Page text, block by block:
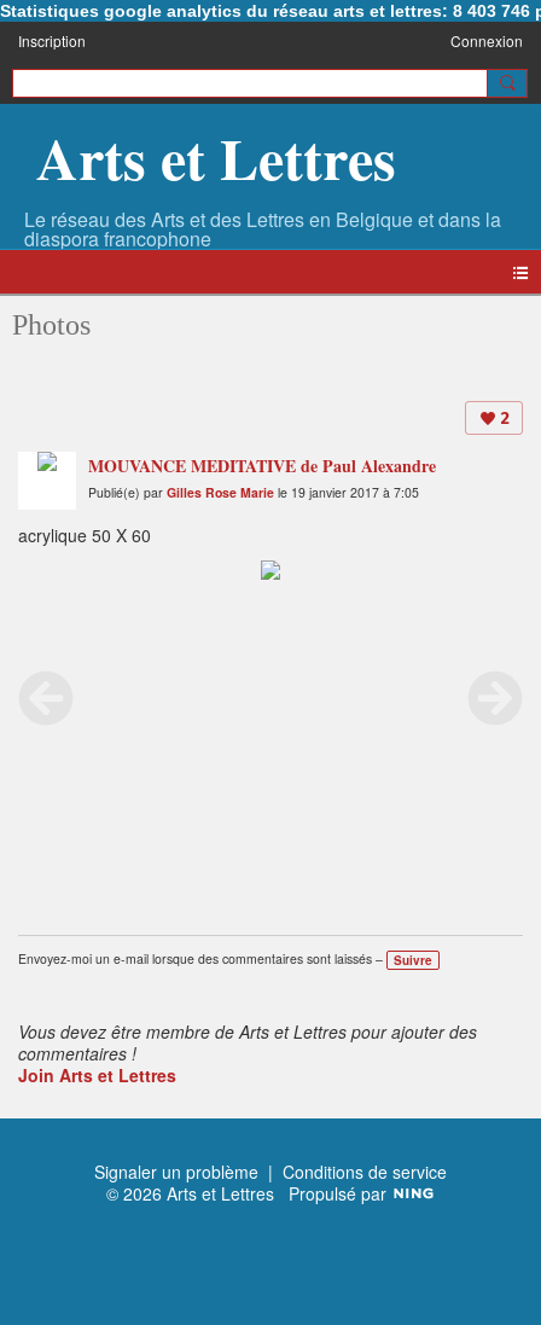
Statistiques google analytics du réseau arts et lettres: 8 403 746
Inscription Connexion
Arts et Lettres
Photos
2
MOUVANCE MEDITATIVE de Paul Alexandre
Publié(e) par Gilles Rose Marie le 19 janvier 2017 à 7:05
acrylique 50 X 60
Envoyez-moi un e-mail lorsque des commentaires sont laissés – Suivre
Vous devez être membre de Arts et Lettres pour ajouter des
commentaires !
Join Arts et Lettres
Signaler un problème | Conditions de service
© 2026 Arts et Lettres Propulsé par